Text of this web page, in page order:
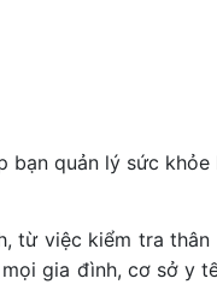
bạn quản lý sức khỏe
từ việc kiểm tra thân
gia đình, cơ sở y